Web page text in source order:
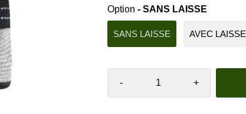
Option - SANS LAISSE
SANS LAISSE AVEC LAISSE
- +